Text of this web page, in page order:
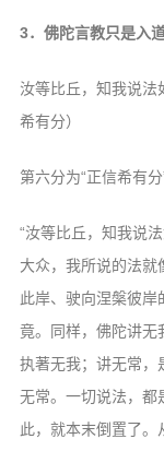
3．佛陀言教只是入
汝等比丘，知我说法
希有分）
第六分为“正信希有分”
“汝等比丘，知我说
大众，我所说的法就
此岸、驶向涅槃彼岸
竟。同样， 佛陀讲无
执著无我；讲无常，
无常。一切说法，都
此，就本末倒置了。